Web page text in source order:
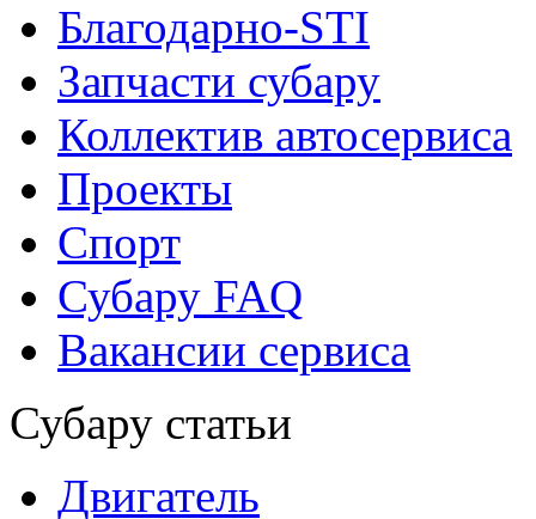
Благодарно-STI
Запчасти субару
Коллектив автосервиса
Проекты
Спорт
Субару FAQ
Вакансии сервиса
Субару статьи
Двигатель